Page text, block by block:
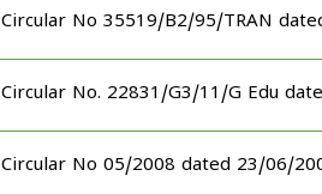
Circular No 35519/B2/95/TRAN
Circular No. 22831/G3/11/G Edu
Circular No 05/2008 dated 23/06/